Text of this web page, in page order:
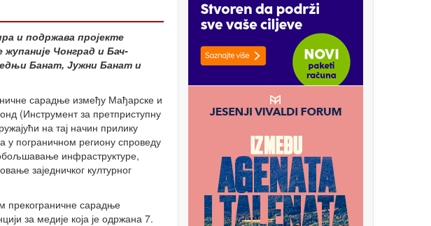
и подржава пројекте
жупаније Чонград и Бач-
Банат, Јужни Банат и
сарадње између Мађарске и
(Инструмент за претприступну
на тај начин прилику
у пограничном региону спроведу
инфраструктуре,
заједничког културног
прекограничне сарадње
за медије која је одржана 7.